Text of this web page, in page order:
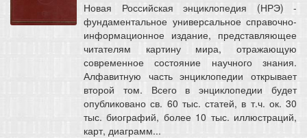
Новая Российская энциклопедия (НРЭ) -
фундаментальное универсальное справочно-
информационное издание, представляющее
читателям картину мира, отражающую
современное состояние научного знания.
Алфавитную часть энциклопедии открывает
второй том. Всего в энциклопедии будет
опубликовано св. 60 тыс. статей, в т.ч. ок. 30
тыс. биографий, более 10 тыс. иллюстраций,
карт, диаграмм...